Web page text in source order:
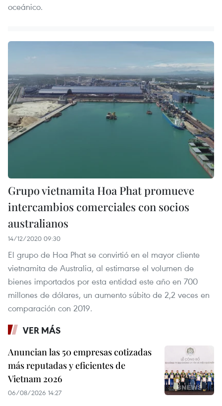
oceánico.
Grupo vietnamita Hoa Phat promueve
intercambios comerciales con socios
australianos
14/12/2020 09:30
El grupo de Hoa Phat se convirtió en el mayor cliente
vietnamita de Australia, al estimarse el volumen de
bienes importados por esta entidad este año en 700
millones de dólares, un aumento súbito de 2,2 veces en
comparación con 2019.
VER MÁS
Anuncian las 50 empresas cotizadas
más reputadas y eficientes de
Vietnam 2026
06/08/2026 14:27